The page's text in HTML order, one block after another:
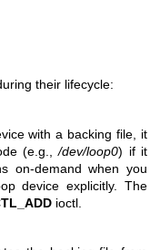
their lifecycle:
with a backing file, it
(e.g.,/dev/loop0) if it
on-demand when you
device explicitly. The
ioctl.